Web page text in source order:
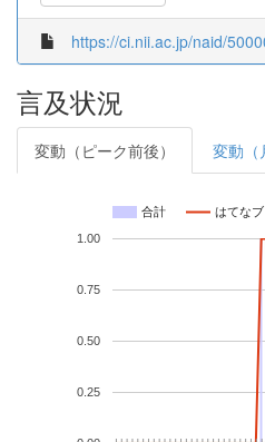
https://ci.nii.ac.jp/naid/
言及状況
変動（ピーク前後） 変動（
合計 はてな
0.25
0.50
0.75
1.00